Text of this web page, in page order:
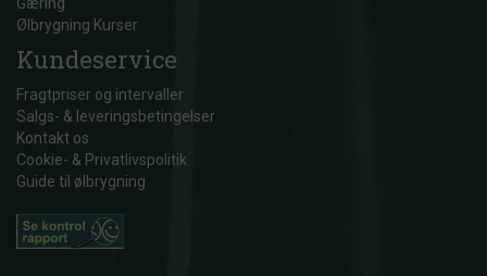
Ølbrygning Kurser
Kundeservice
Fragtpriser og intervaller
Salgs- & leveringsbetingelser
Kontakt os
Cookie- & Privatlivspolitik
Guide til ølbrygning